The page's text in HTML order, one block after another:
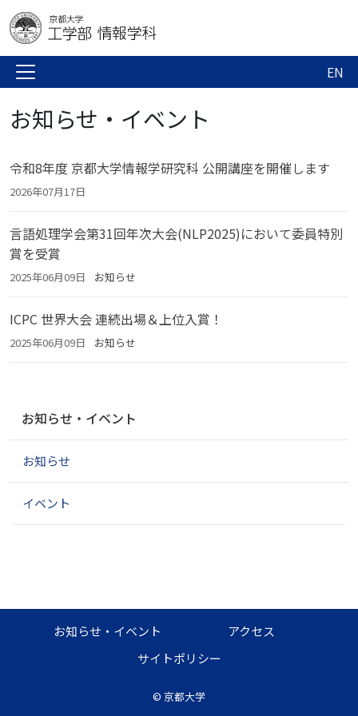
EN
お知らせ・イベント
令和8年度 京都大学情報学研究科 公開講座を開催します
2026年07月17日
言語処理学会第31回年次大会(NLP2025)において委員特別
賞を受賞
2025年06月09日 お知らせ
ICPC 世界大会 連続出場＆上位入賞！
2025年06月09日 お知らせ
ゲ
シ
ン
お知らせ・イベント
お知らせ
イベント
© 京都大学
お知らせ・イベント
アクセス
サイトポリシー